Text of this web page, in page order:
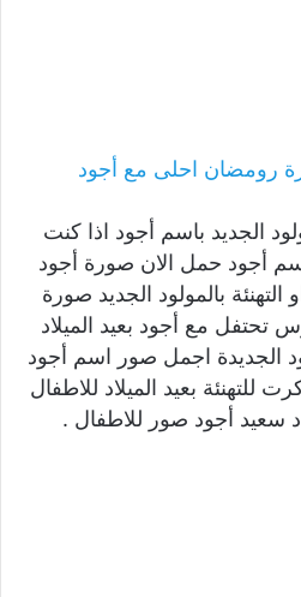
رومضان احلى مع أجود
الجديد باسم أجود اذا كنت
أجود حمل الان صورة أجود
التهنئة بالمولود الجديد صورة
مع أجود بعيد الميلاد
الجديدة اجمل صور اسم أجود
بعيد الميلاد للاطفال
سعيد أجود صور للاطفال .